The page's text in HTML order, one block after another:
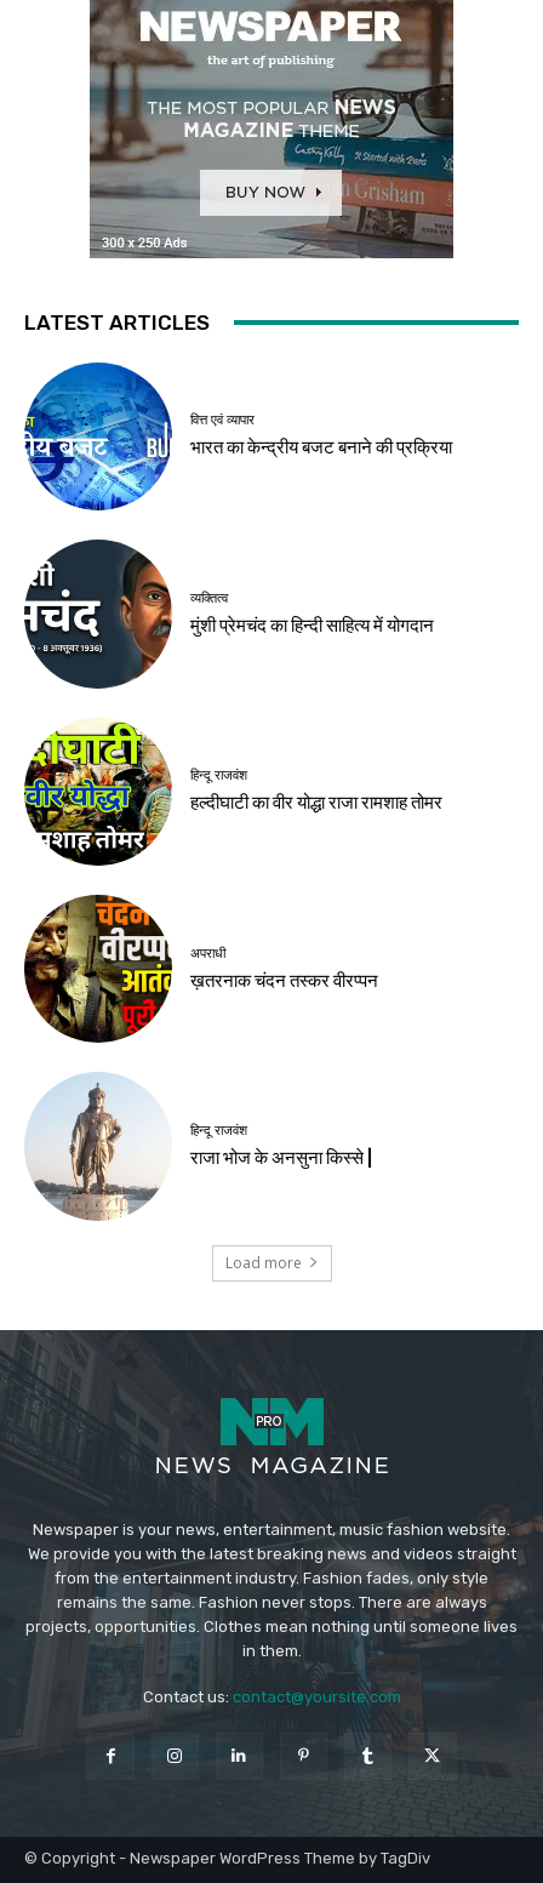
LATEST ARTICLES
वित्त एवं व्यापार
भारत का केन्द्रीय बजट बनाने की प्रक्रिया
व्यक्तित्व
मुंशी प्रेमचंद का हिन्दी साहित्य में योगदान
हिन्दू राजवंश
हल्दीघाटी का वीर योद्धा राजा रामशाह तोमर
अपराधी
ख़तरनाक चंदन तस्कर वीरप्पन
हिन्दू राजवंश
राजा भोज के अनसुना किस्से |
Load more
Newspaper is your news, entertainment, music fashion website.
We provide you with the latest breaking news and videos straight
from the entertainment industry. Fashion fades, only style
remains the same. Fashion never stops. There are always
projects, opportunities. Clothes mean nothing until someone lives
in them.
Contact us: contact@yoursite.com
© Copyright - Newspaper WordPress Theme by TagDiv